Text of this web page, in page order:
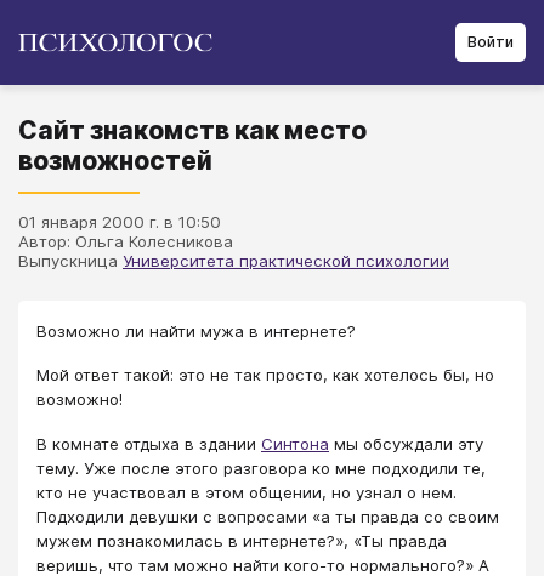
Войти
Сайт знакомств как место
возможностей
01 января 2000 г. в 10:50
Автор: Ольга Колесникова
Выпускница Университета практической психологии
Возможно ли найти мужа в интернете?
Мой ответ такой: это не так просто, как хотелось бы, но
возможно!
В комнате отдыха в здании Синтона мы обсуждали эту
тему. Уже после этого разговора ко мне подходили те,
кто не участвовал в этом общении, но узнал о нем.
Подходили девушки с вопросами «а ты правда со своим
мужем познакомилась в интернете?», «Ты правда
веришь, что там можно найти кого-то нормального?» А